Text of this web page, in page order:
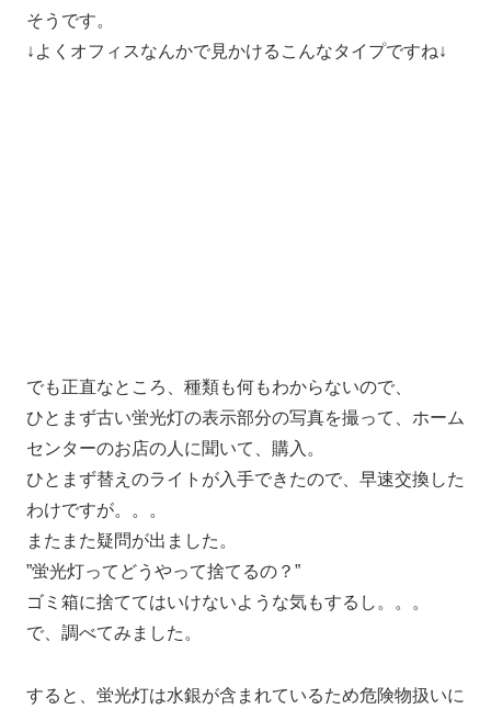
そうです。
↓よくオフィスなんかで見かけるこんなタイプですね↓
でも正直なところ、種類も何もわからないので、
ひとまず古い蛍光灯の表示部分の写真を撮って、ホーム
センターのお店の人に聞いて、購入。
ひとまず替えのライトが入手できたので、早速交換した
わけですが。。。
またまた疑問が出ました。
”蛍光灯ってどうやって捨てるの？”
ゴミ箱に捨ててはいけないような気もするし。。。
で、調べてみました。
すると、蛍光灯は水銀が含まれているため危険物扱いに